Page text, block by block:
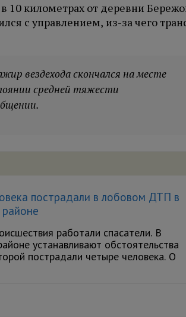
10 километрах от деревни
с управлением, из-за чего
вездехода скончался на месте
средней тяжести
пострадали в лобовом ДТП в
работали спасатели. В
устанавливают обстоятельства
пострадали четыре человека. О